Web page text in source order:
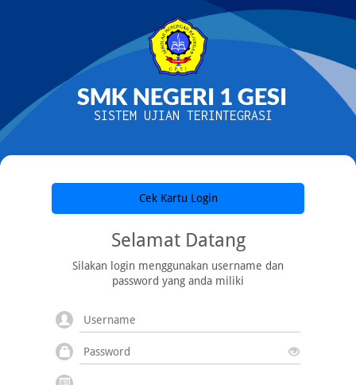
SMK NEGERI 1 GESI
SISTEM UJIAN TERINTEGRASI
Cek Kartu Login
Selamat Datang
Silakan login menggunakan username dan
password yang anda miliki